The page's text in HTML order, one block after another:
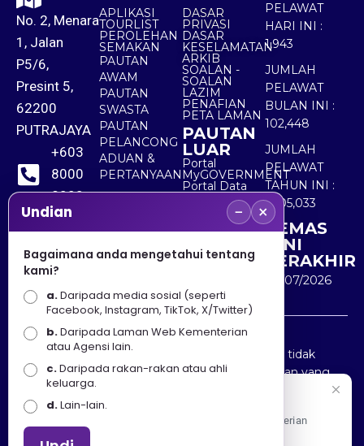
No. 2, Menara
1, Jalan
P5/6,
Presint 5,
62200
PUTRAJAYA
+603
8000
8000
+603
8891
7100
APLIKASI
TOURLIST
PEROLEHAN
SEMAKAN
PAUTAN
AWAM
PAUTAN
SWASTA
PAUTAN
PELANCONG
ADUAN &
PERTANYAAN
DASAR
PRIVASI
DASAR
KESELAMATAN
ARKIB
SOALAN -
SOALAN
LAZIM
PENAFIAN
PETA LAMAN
PAUTAN
LUAR
Portal
MyGOVERNMENT
Portal Data
Terbuka
Sektor Awam
PELAWAT
HARI INI :
1,943
JUMLAH
PELAWAT
BULAN INI :
102,448
JUMLAH
PELAWAT
TAHUN INI :
5,505,033
KEMAS
KINI
TERAKHIR
30/07/2026
Penafian : Kerajaan Malaysia dan Kementerian
Pelancongan Seni dan Budaya (MOTAC) adalah tidak
bertanggungjawab atas kehilangan atau kerugian yang
disebabkan oleh penggunaan mana-mana maklumat
yang diperolehi dari portal ini.
Undian − ×
Bagaimana anda mengetahui tentang
kami?
a.Daripada media sosial (seperti
Facebook, Instagram, TikTok, X/Twitter)
b.Daripada Laman Web Kementerian
atau Agensi lain.
c.Daripada rakan-rakan atau ahli
keluarga.
d.Lain-lain.
Apa Khabar! Selamat datang ke Portal Rasmi Kementerian
Pelancongan, Seni dan Budaya